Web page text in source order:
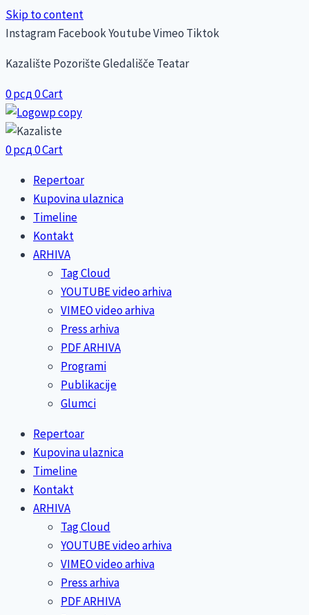
Skip to content
InstagramFacebookYoutubeVimeo Tiktok
Kazalište Pozorište Gledališče Teatar
0рсд0Cart
0рсд0Cart
Repertoar
Kupovina ulaznica
Timeline
Kontakt
ARHIVA
Tag Cloud
YOUTUBE video arhiva
VIMEO video arhiva
Press arhiva
PDF ARHIVA
Programi
Publikacije
Glumci
Repertoar
Kupovina ulaznica
Timeline
Kontakt
ARHIVA
Tag Cloud
YOUTUBE video arhiva
VIMEO video arhiva
Press arhiva
PDF ARHIVA